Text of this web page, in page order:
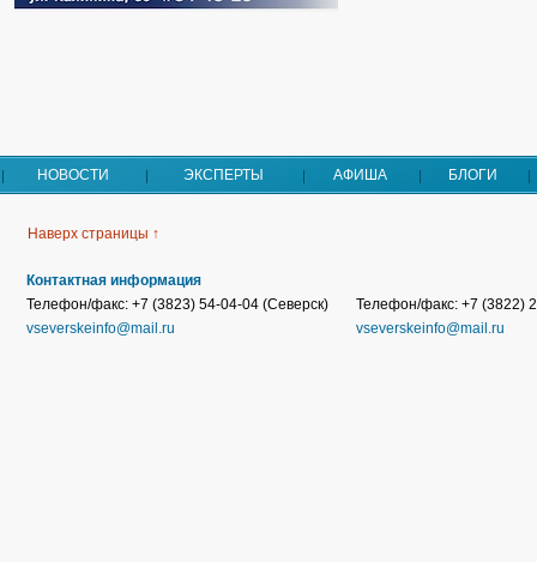
НОВОСТИ ЭКСПЕРТЫ АФИША БЛОГИ
Наверх страницы ↑
Контактная информация
Телефон/факс: +7 (3823) 54-04-04 (Северск)
vseverskeinfo@mail.ru
Телефон/факс: +7 (3822)
vseverskeinfo@mail.ru